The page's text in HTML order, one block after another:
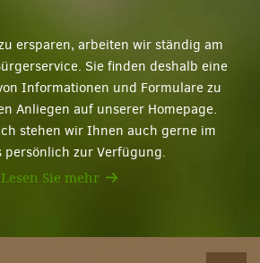
ersparen, arbeiten wir ständig am
Sie finden deshalb eine
Informationen und Formulare zu
Anliegen auf unserer Homepage.
stehen wir Ihnen auch gerne im
persönlich zur Verfügung.
Lesen Sie mehr